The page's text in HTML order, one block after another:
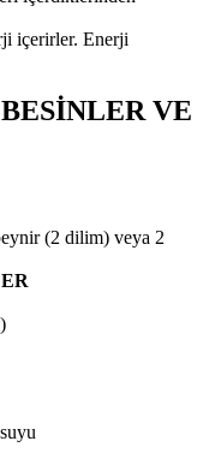
içerirler. Enerji
VE
(2 dilim) veya 2